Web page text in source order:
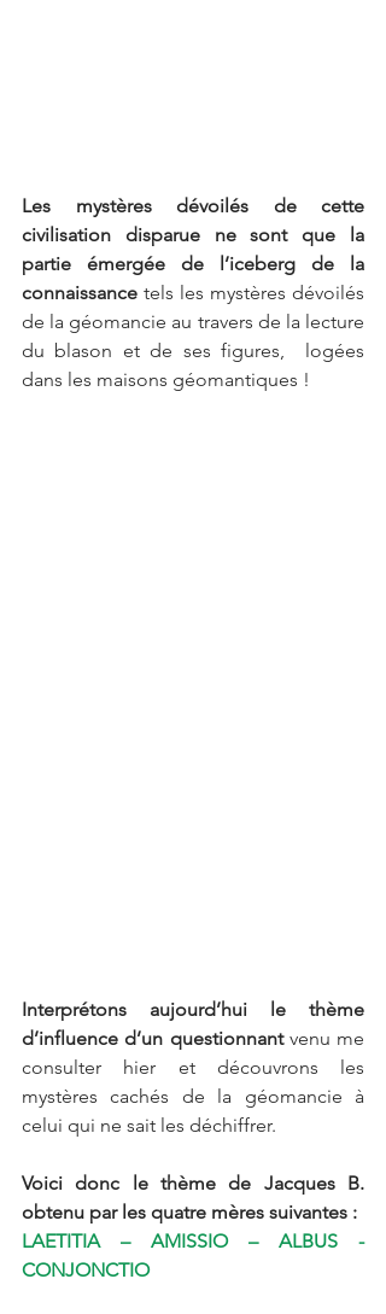
Les mystères dévoilés de cette
civilisation disparue ne sont que la
partie émergée de l’iceberg de la
connaissance tels les mystères dévoilés
de la géomancie au travers de la lecture
du blason et de ses figures,  logées
dans les maisons géomantiques !
Interprétons aujourd’hui le thème
d’influence d’un questionnant venu me
consulter hier et découvrons les
mystères cachés de la géomancie à
celui qui ne sait les déchiffrer.
Voici donc le thème de Jacques B.
obtenu par les quatre mères suivantes :
LAETITIA – AMISSIO – ALBUS -
CONJONCTIO